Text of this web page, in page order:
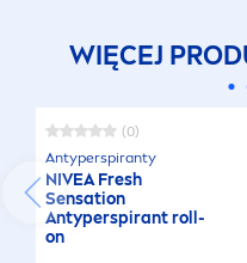
WIĘCEJ
(0)
Antyperspiranty
NIVEA Fresh
Sensation
Antyperspirant roll-
on